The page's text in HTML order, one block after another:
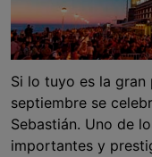
Si lo tuyo es la
septiembre se
Sebastián. Uno de
importantes y